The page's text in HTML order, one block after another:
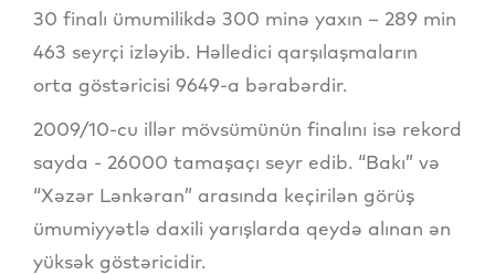
30 finalı ümumilikdə 300 minə yaxın – 289 min
463 seyrçi izləyib. Həlledici qarşılaşmaların
orta göstəricisi 9649-a bərabərdir.
2009/10-cu illər mövsümünün finalını isə rekord
sayda - 26000 tamaşaçı seyr edib. “Bakı” və
“Xəzər Lənkəran” arasında keçirilən görüş
ümumiyyətlə daxili yarışlarda qeydə alınan ən
yüksək göstəricidir.